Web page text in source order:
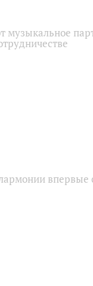
музыкальное
впервые